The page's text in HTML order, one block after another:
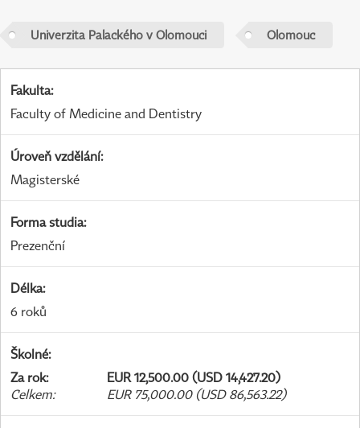
Univerzita Palackého v Olomouci Olomouc
Fakulta:
Faculty of Medicine and Dentistry
Úroveň vzdělání:
Magisterské
Forma studia:
Prezenční
Délka:
6 roků
Školné:
Za rok:
EUR 12,500.00 (USD 14,427.20)
Celkem: EUR 75,000.00 (USD 86,563.22)